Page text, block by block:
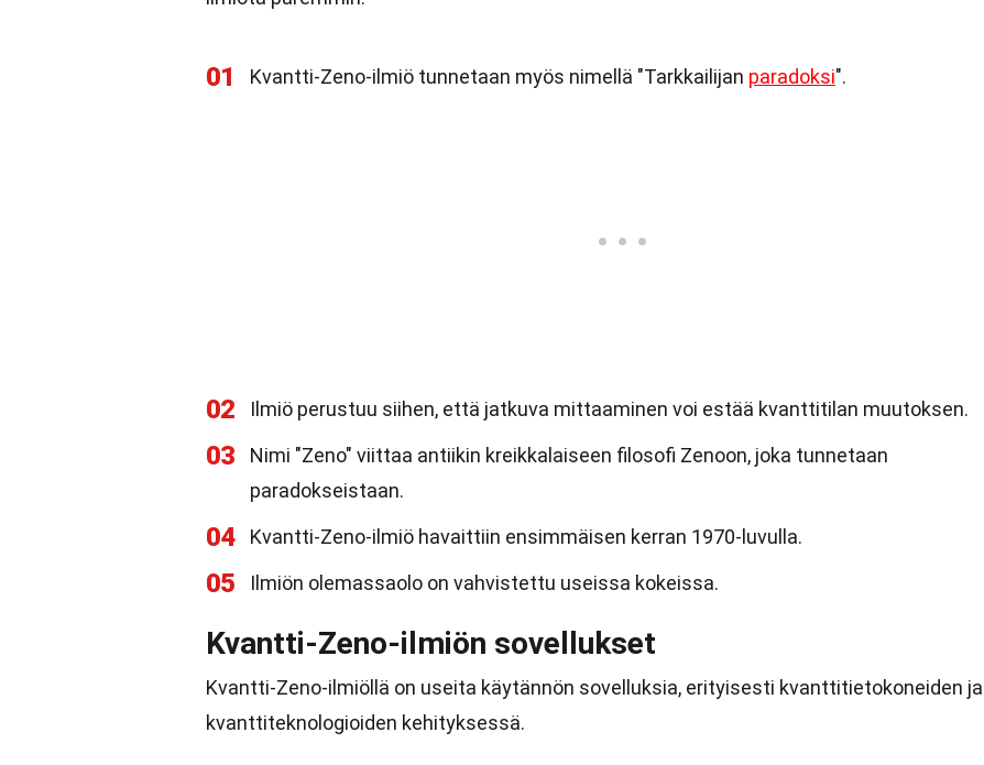
01 Kvantti-Zeno-ilmiö tunnetaan myös nimellä "Tarkkailijan paradoksi".
02 Ilmiö perustuu siihen, että jatkuva mittaaminen voi estää kvanttitilan muutoksen.
03
Nimi "Zeno" viittaa antiikin kreikkalaiseen filosofi Zenoon, joka tunnetaan
paradokseistaan.
04 Kvantti-Zeno-ilmiö havaittiin ensimmäisen kerran 1970-luvulla.
05 Ilmiön olemassaolo on vahvistettu useissa kokeissa.
Kvantti-Zeno-ilmiön sovellukset
Kvantti-Zeno-ilmiöllä on useita käytännön sovelluksia, erityisesti kvanttitietokoneiden ja
kvanttiteknologioiden kehityksessä.